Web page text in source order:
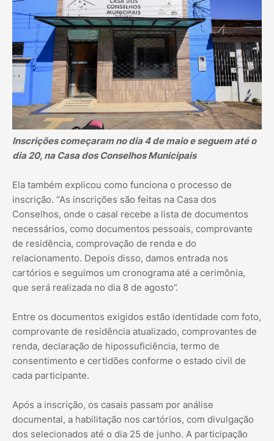
Inscrições começaram no dia 4 de maio e seguem até o
dia 20, na Casa dos Conselhos Municipais
Ela também explicou como funciona o processo de
inscrição. “As inscrições são feitas na Casa dos
Conselhos, onde o casal recebe a lista de documentos
necessários, como documentos pessoais, comprovante
de residência, comprovação de renda e do
relacionamento. Depois disso, damos entrada nos
cartórios e seguimos um cronograma até a cerimônia,
que será realizada no dia 8 de agosto”.
Entre os documentos exigidos estão identidade com foto,
comprovante de residência atualizado, comprovantes de
renda, declaração de hipossuficiência, termo de
consentimento e certidões conforme o estado civil de
cada participante.
Após a inscrição, os casais passam por análise
documental, a habilitação nos cartórios, com divulgação
dos selecionados até o dia 25 de junho. A participação